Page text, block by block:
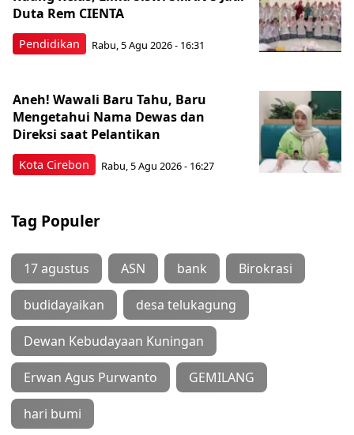
Pendidikan
Duta Rem CIENTA
Rabu, 5 Agu 2026 - 16:31
Kota Cirebon
Aneh! Wawali Baru Tahu, Baru
Mengetahui Nama Dewas dan
Direksi saat Pelantikan
Rabu, 5 Agu 2026 - 16:27
Tag Populer
17 agustus ASN bank Birokrasi
budidayaikan desa telukagung
Dewan Kebudayaan Kuningan
Erwan Agus Purwanto GEMILANG
hari bumi